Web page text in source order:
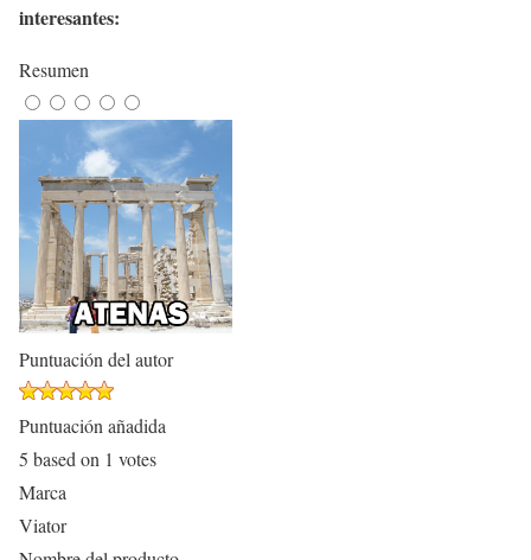
interesantes:
Resumen
Puntuación del autor
Puntuación añadida
5 based on 1 votes
Marca
Viator